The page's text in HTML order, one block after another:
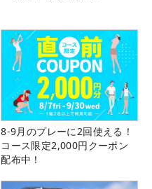
8-9月のプレーに2回使える！
コース限定2,000円クーポン
配布中！